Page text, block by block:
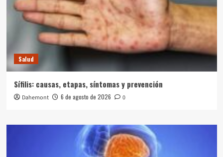
Salud
Sífilis: causas, etapas, síntomas y prevención
Dahemont 6 de agosto de 2026 0